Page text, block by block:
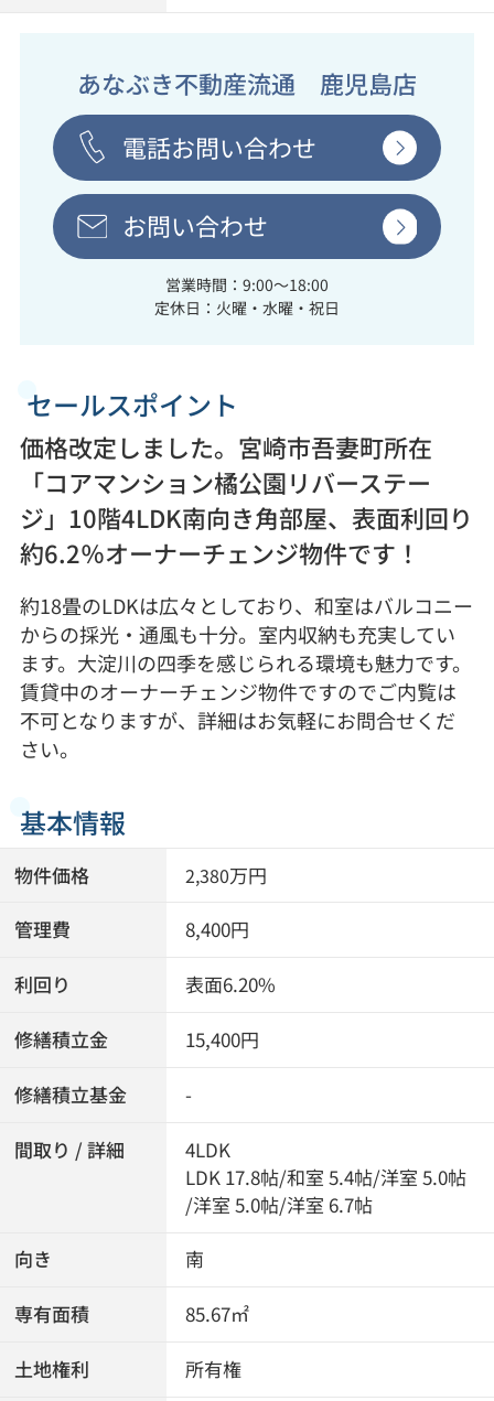
あなぶき不動産流通 鹿児島店
電話お問い合わせ
お問い合わせ
営業時間：9:00～18:00
定休日：火曜・水曜・祝日
セールスポイント
価格改定しました。宮崎市吾妻町所在
「コアマンション橘公園リバーステー
ジ」10階4LDK南向き角部屋、表面利回り
約6.2％オーナーチェンジ物件です！
約18畳のLDKは広々としており、和室はバルコニー
からの採光・通風も十分。室内収納も充実してい
ます。大淀川の四季を感じられる環境も魅力です。
賃貸中のオーナーチェンジ物件ですのでご内覧は
不可となりますが、詳細はお気軽にお問合せくだ
さい。
基本情報
物件価格 2,380万円
管理費 8,400円
利回り 表面6.20%
修繕積立金 15,400円
修繕積立基金 -
間取り / 詳細
4LDK
LDK 17.8帖/和室 5.4帖/洋室 5.0帖
/洋室 5.0帖/洋室 6.7帖
向き 南
専有面積 85.67㎡
土地権利 所有権